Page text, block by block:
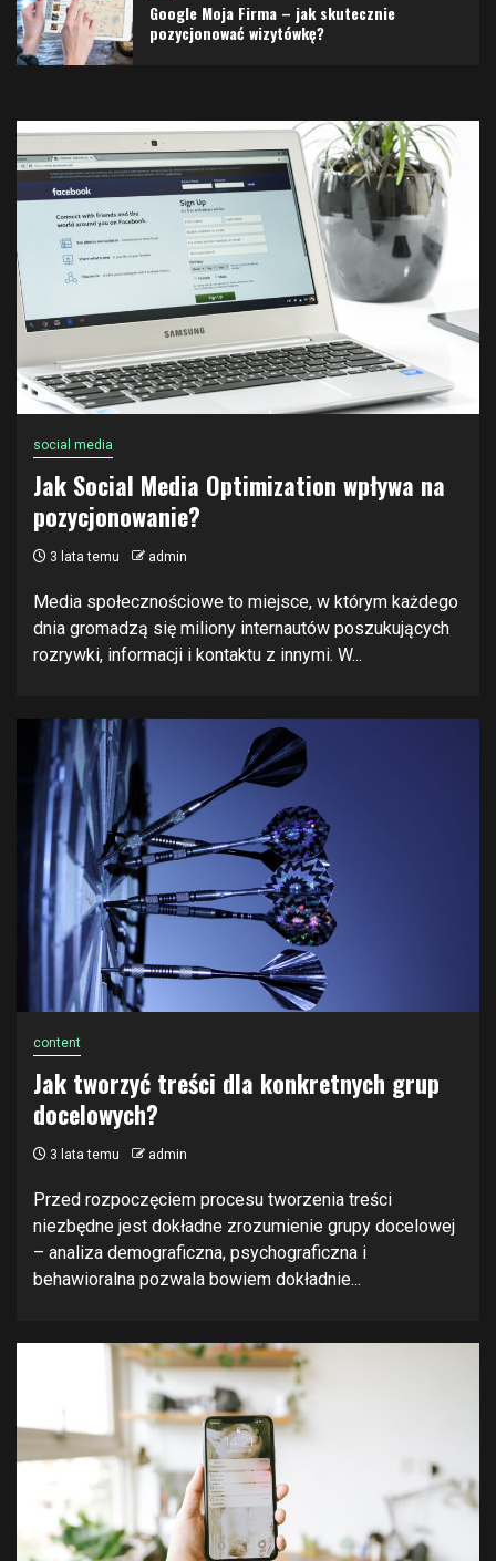
Google Moja Firma – jak skutecznie
pozycjonować wizytówkę?
social media
Jak Social Media Optimization wpływa na
pozycjonowanie?
3 lata temu admin
Media społecznościowe to miejsce, w którym każdego
dnia gromadzą się miliony internautów poszukujących
rozrywki, informacji i kontaktu z innymi. W...
content
Jak tworzyć treści dla konkretnych grup
docelowych?
3 lata temu admin
Przed rozpoczęciem procesu tworzenia treści
niezbędne jest dokładne zrozumienie grupy docelowej
– analiza demograficzna, psychograficzna i
behawioralna pozwala bowiem dokładnie...